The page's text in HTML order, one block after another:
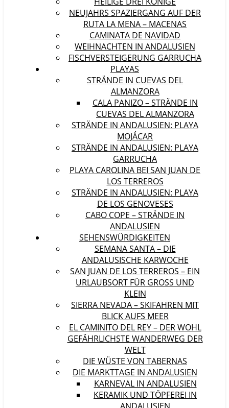
NEUJAHRS SPAZIERGANG AUF DER
RUTA LA MENA – MACENAS
CAMINATA DE NAVIDAD
WEIHNACHTEN IN ANDALUSIEN
FISCHVERSTEIGERUNG GARRUCHA
PLAYAS
STRÄNDE IN CUEVAS DEL
ALMANZORA
CALA PANIZO – STRÄNDE IN
CUEVAS DEL ALMANZORA
STRÄNDE IN ANDALUSIEN: PLAYA
MOJÁCAR
STRÄNDE IN ANDALUSIEN: PLAYA
GARRUCHA
PLAYA CAROLINA BEI SAN JUAN DE
LOS TERREROS
STRÄNDE IN ANDALUSIEN: PLAYA
DE LOS GENOVESES
CABO COPE – STRÄNDE IN
ANDALUSIEN
SEHENSWÜRDIGKEITEN
SEMANA SANTA – DIE
ANDALUSISCHE KARWOCHE
SAN JUAN DE LOS TERREROS – EIN
URLAUBSORT FÜR GROSS UND K
LEIN
SIERRA NEVADA – SKIFAHREN MIT
BLICK AUFS MEER
EL CAMINITO DEL REY – DER WOHL
GEFÄHRLICHSTE WANDERWEG DER
WELT
DIE WÜSTE VON TABERNAS
DIE MARKTTAGE IN ANDALUSIEN
KARNEVAL IN ANDALUSIEN
KERAMIK UND TÖPFEREI IN